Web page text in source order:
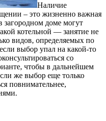
Наличие
– это жизненно важная
загородном доме могут
котельной — занятие не
видов, определяемых по
выбор упал на какой-то
со
чтобы в дальнейшем
же выбор еще только
повнимательнее,